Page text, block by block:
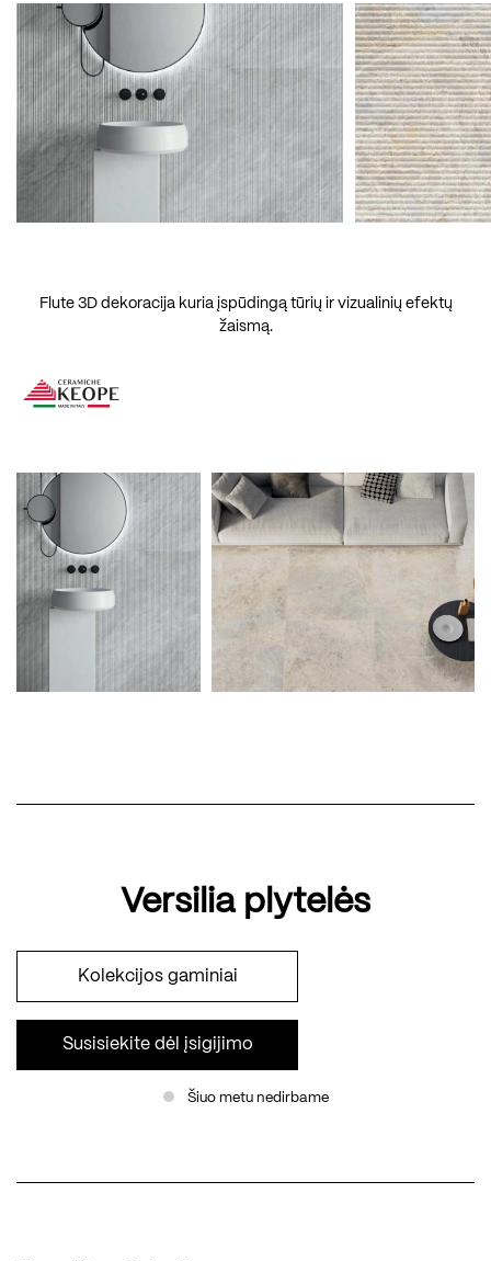
Flute 3D dekoracija kuria įspūdingą tūrių ir vizualinių efektų
žaismą.
Versilia plytelės
Kolekcijos gaminiai
Susisiekite dėl įsigijimo
Šiuo metu nedirbame